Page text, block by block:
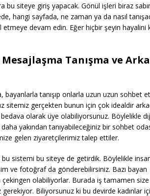
bu siteye giriş yapacak. Gönül işleri biraz
hangi sayfada, ne zaman ya da nasıl
devam edin. Eğer hiçbir şeyin hayalini
Tanışma ve
bayanlarla tanışıp onlarla uzun uzun sohbet
sitemiz gerçekten bunun için çok idealdir
olarak üye olabiliyorsunuz. Böylelikle
yakından tanıyabileceğiniz bir sohbet
gelen ziyaretçilerimiz talep ettiler.
bu sistemi bu siteye de getirdik. Böylelikle
ve fotoğraf da gönderebilirsiniz. Bazı bayan
olabiliyorlar. Burada iş tamamen size
Biliyorsunuz ki bu devirde kadınlar